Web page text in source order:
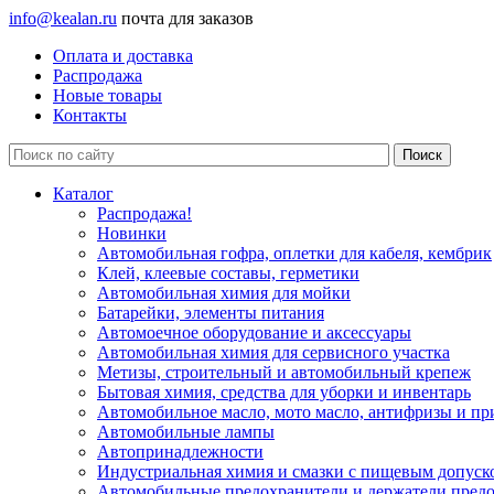
info@kealan.ru почта для заказов
Оплата и доставка
Распродажа
Новые товары
Контакты
Каталог
Распродажа!
Новинки
Автомобильная гофра, оплетки для кабеля, кембрик
Клей, клеевые составы, герметики
Автомобильная химия для мойки
Батарейки, элементы питания
Автомоечное оборудование и аксессуары
Автомобильная химия для сервисного участка
Метизы, строительный и автомобильный крепеж
Бытовая химия, средства для уборки и инвентарь
Автомобильное масло, мото масло, антифризы и
Автомобильные лампы
Автопринадлежности
Индустриальная химия и смазки с пищевым